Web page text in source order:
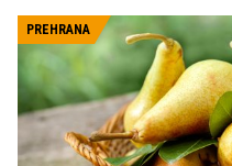
PREHRANA